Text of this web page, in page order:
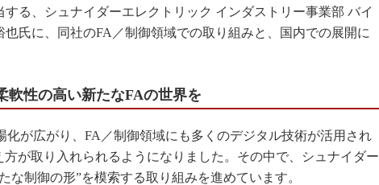
知財マネジメント
海外生産
新型コロナへの対応
る、シュナイダーエレクトリック インダストリー事業部 バイ
也氏に、同社のFA／制御領域での取り組みと、国内での展開に
軟性の高い新たなFAの世界を
が広がり、FA／制御領域にも多くのデジタル技術が活用され
が取り入れられるようになりました。その中で、シュナイダー
な制御の形”を模索する取り組みを進めています。